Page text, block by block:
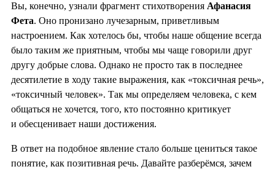
Вы, конечно, узнали фрагмент стихотворения Афанасия
Фета. Оно пронизано лучезарным, приветливым
настроением. Как хотелось бы, чтобы наше общение всегда
было таким же приятным, чтобы мы чаще говорили друг
другу добрые слова. Однако не просто так в последнее
десятилетие в ходу такие выражения, как «токсичная речь»,
«токсичный человек». Так мы определяем человека, с кем
общаться не хочется, того, кто постоянно критикует
и обесценивает наши достижения.
В ответ на подобное явление стало больше цениться такое
понятие, как позитивная речь. Давайте разберёмся, зачем